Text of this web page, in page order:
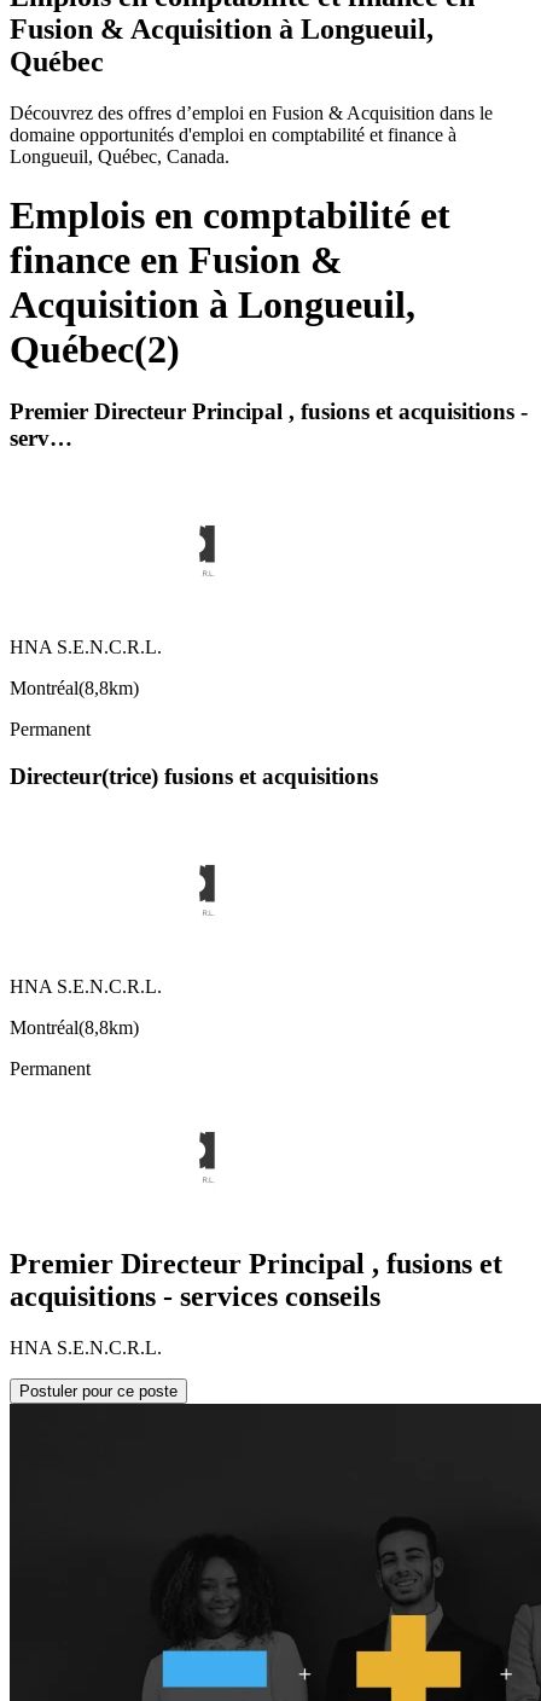
Fusion & Acquisition à Longueuil,
Québec
Découvrez des offres d’emploi en Fusion & Acquisition dans le
domaine opportunités d'emploi en comptabilité et finance à
Longueuil, Québec, Canada.
Emplois en comptabilité et
finance en Fusion &
Acquisition à Longueuil,
Québec(2)
Premier Directeur Principal , fusions et acquisitions -
serv…
HNA S.E.N.C.R.L.
Montréal(8,8km)
Permanent
Directeur(trice) fusions et acquisitions
HNA S.E.N.C.R.L.
Montréal(8,8km)
Permanent
Premier Directeur Principal , fusions et
acquisitions - services conseils
HNA S.E.N.C.R.L.
Postuler pour ce poste